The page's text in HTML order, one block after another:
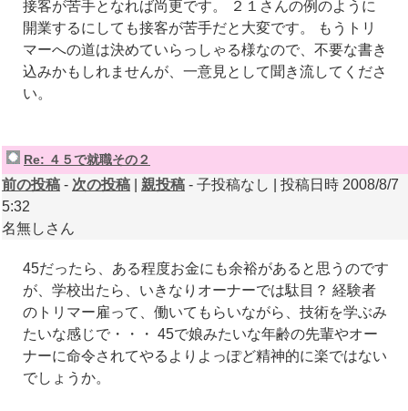
接客が苦手となれば尚更です。 ２１さんの例のように
開業するにしても接客が苦手だと大変です。 もうトリ
マーへの道は決めていらっしゃる様なので、不要な書き
込みかもしれませんが、一意見として聞き流してくださ
い。
Re: ４５で就職その２
前の投稿 - 次の投稿 親投稿 - 子投稿なし | 投稿日時 2008/8/7
5:32
名無しさん
45だったら、ある程度お金にも余裕があると思うのです
が、学校出たら、いきなりオーナーでは駄目？ 経験者
のトリマー雇って、働いてもらいながら、技術を学ぶみ
たいな感じで・・・ 45で娘みたいな年齢の先輩やオー
ナーに命令されてやるよりよっぽど精神的に楽ではない
でしょうか。